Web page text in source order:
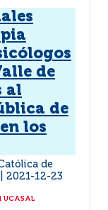
de
al
de
los
de
2021-12-23